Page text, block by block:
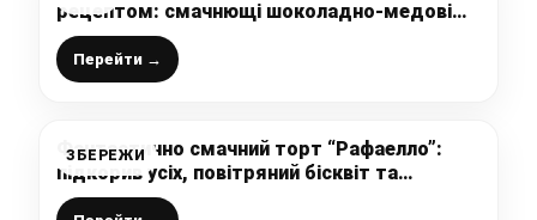
рецептом: смачнющі шоколадно-медові
коржі, ніжний сметанний крем і шоколадна
помадка – це щось неймовірне
Перейти →
ЗБЕРЕЖИ
Фантастично смачний торт “Рафаелло”:
підкорив усіх, повітряний бісквіт та
кокосовий крем (ніжний та смачний торт)